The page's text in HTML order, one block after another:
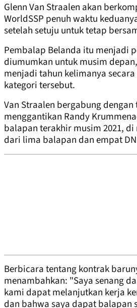
Glenn Van Straalen akan
WorldSSP penuh waktu
setelah setuju untuk tetap
Pembalap Belanda itu menjadi
diumumkan untuk musim
menjadi tahun kelimanya
kategori tersebut.
Van Straalen bergabung
menggantikan Randy
balapan terakhir musim 2021,
dari lima balapan dan empat
Berbicara tentang kontrak
menambahkan: "Saya senang
kami dapat melanjutkan kerja
dan bahwa saya dapat balapan